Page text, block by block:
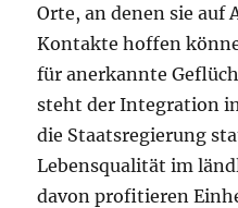
Orte, an denen sie auf
Kontakte hoffen
für anerkannte
steht der Integration
die Staatsregierung
Lebensqualität im
davon profitieren